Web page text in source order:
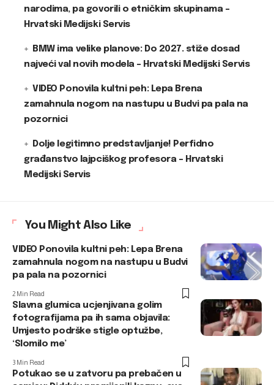
narodima, pa govorili o etničkim skupinama –
Hrvatski Medijski Servis
BMW ima velike planove: Do 2027. stiže dosad
najveći val novih modela – Hrvatski Medijski Servis
VIDEO Ponovila kultni peh: Lepa Brena
zamahnula nogom na nastupu u Budvi pa pala na
pozornici
Dolje legitimno predstavljanje! Perfidno
građanstvo lajpciškog profesora – Hrvatski
Medijski Servis
You Might Also Like
VIDEO Ponovila kultni peh: Lepa Brena
zamahnula nogom na nastupu u Budvi
pa pala na pozornici
2 Min Read
Slavna glumica ucjenjivana golim
fotografijama pa ih sama objavila:
Umjesto podrške stigle optužbe,
‘Slomilo me’
3 Min Read
Potukao se u zatvoru pa prebačen u